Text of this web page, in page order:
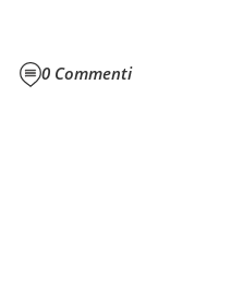
0 Commenti